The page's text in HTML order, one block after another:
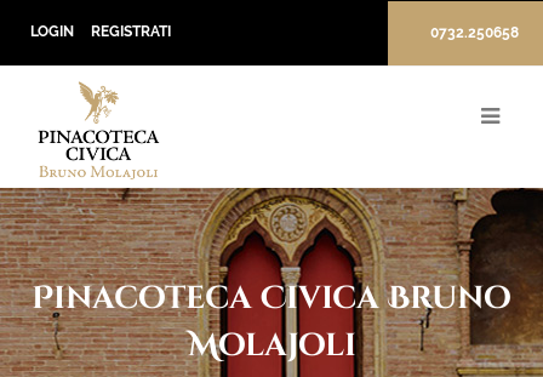
LOGIN REGISTRATI 0732.250658
Pinacoteca Civica Bruno
Molajoli